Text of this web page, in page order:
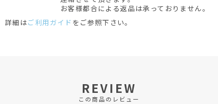
お客様都合による返品は承っておりません。
詳細はご利用ガイド をご参照下さい。
REVIEW
この商品のレビュー